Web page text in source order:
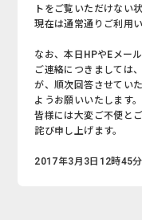
トをご覧いただけない
現在は通常通りご利用い
なお、本日HPやEメー
ご連絡につきましては
が、順次回答させてい
ようお願いいたします。
皆様には大変ご不便と
詫び申し上げます。
2017年3月3日12時45分